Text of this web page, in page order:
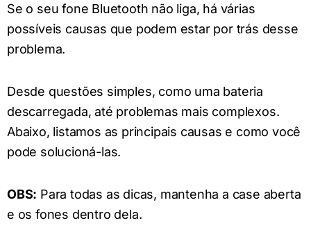
Se o seu fone Bluetooth não liga, há várias
possíveis causas que podem estar por trás desse
problema.
Desde questões simples, como uma bateria
descarregada, até problemas mais complexos.
Abaixo, listamos as principais causas e como você
pode solucioná-las.
OBS: Para todas as dicas, mantenha a case aberta
e os fones dentro dela.